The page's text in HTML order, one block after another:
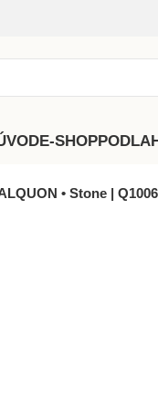
E-SHOP
• Stone |